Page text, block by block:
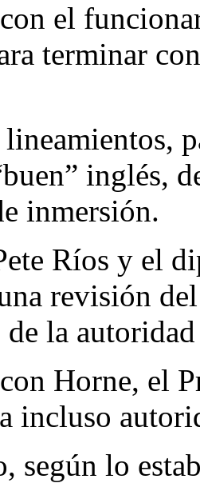
el
terminar
lineamientos,
inglés,
inmersión.
Ríos y el
revisión
de la
Horne, el
incluso
según lo